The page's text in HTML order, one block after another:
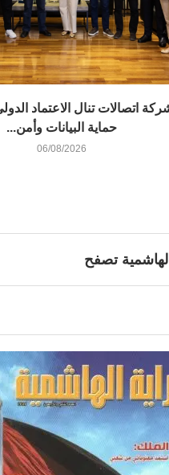
اتصالات تنال الاعتماد
حماية البيانات وأمن...
06/08/2026
الهاشمية تصفح